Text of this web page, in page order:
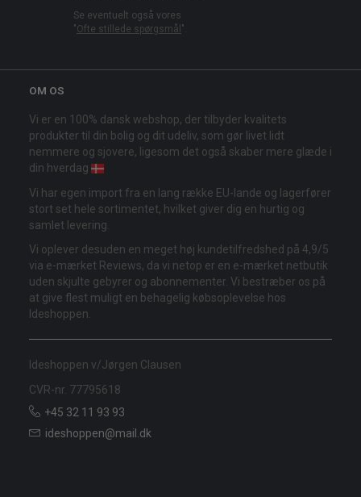
Se eventuelt også vores
"Ofte stillede spørgsmål ".
OM OS
Vi er en 100% dansk webshop, der tilbyder kvalitets
produkter til din bolig og dit udeliv, som gør livet lidt
nemmere og sjovere, ligesom det også skaber mere glæde i
din hverdag
Vi har egen import fra en lang række EU-lande og lagerfører
stort set hele sortimentet, hvilket giver dig en hurtig og
samlet levering.
Vi oplever desuden en meget høj kundetilfredshed på 4,9/5
via e-mærket Reviews, da vi netop er en e-mærket netbutik
uden skjulte gebyrer og abonnementer. Vi bestræber os på
at give flest muligt en behagelig købsoplevelse hos
Ideshoppen.
Ideshoppen v/Jørgen Clausen
CVR-nr. 77795618
+45 32 11 93 93
ideshoppen@mail.dk